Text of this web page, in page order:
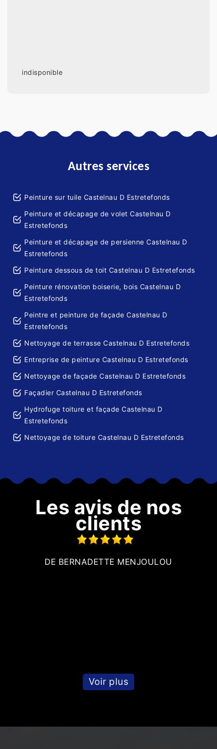
indisponible
Autres services
Peinture sur tuile Castelnau D Estretefonds
Peinture et décapage de volet Castelnau D
Estretefonds
Peinture et décapage de persienne Castelnau D
Estretefonds
Peinture dessous de toit Castelnau D Estretefonds
Peinture rénovation boiserie, bois Castelnau D
Estretefonds
Peintre et peinture de façade Castelnau D
Estretefonds
Nettoyage de terrasse Castelnau D Estretefonds
Entreprise de peinture Castelnau D Estretefonds
Nettoyage de façade Castelnau D Estretefonds
Façadier Castelnau D Estretefonds
Hydrofuge toiture et façade Castelnau D
Estretefonds
Nettoyage de toiture Castelnau D Estretefonds
Les avis de nos
clients
DE BERNADETTE MENJOULOU
Voir plus